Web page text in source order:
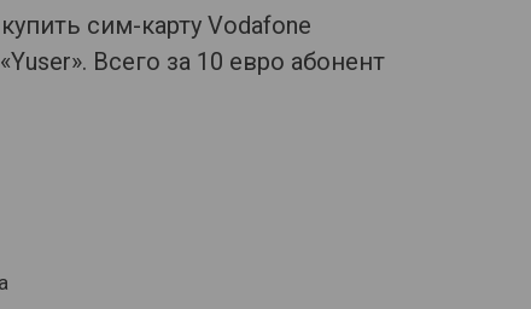
сим-карту Vodafone
Всего за 10 евро абонент